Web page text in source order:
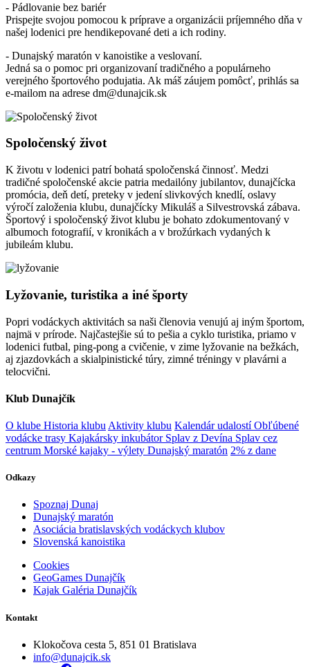
- Pádlovanie bez bariér
Prispejte svojou pomocou k príprave a organizácii príjemného dňa v
našej lodenici pre hendikepované deti a ich rodiny.
- Dunajský maratón v kanoistike a veslovaní.
Jedná sa o pomoc pri organizovaní tradičného a populárneho
verejného športového podujatia. Ak máš záujem pomôcť, prihlás sa
e-mailom na adrese dm@dunajcik.sk
Spoločenský život
K životu v lodenici patrí bohatá spoločenská činnosť. Medzi
tradičné spoločenské akcie patria medailóny jubilantov, dunajčícka
promócia, deň detí, preteky v jedení slivkových knedlí, oslavy
výročí založenia klubu, dunajčícky Mikuláš a Silvestrovská zábava.
Športový i spoločenský život klubu je bohato zdokumentovaný v
albumoch fotografií, v kronikách a v brožúrkach vydaných k
jubileám klubu.
Lyžovanie, turistika a iné športy
Popri vodáckych aktivitách sa naši členovia venujú aj iným športom,
najmä v prírode. Najčastejšie sú to pešia a cyklo turistika, priamo v
lodenici futbal, ping-pong a cvičenie, v zime lyžovanie na bežkách,
aj zjazdovkách a skialpinistické túry, zimné tréningy v plavárni a
telocvični.
Klub Dunajčík
O klube Historia klubu Aktivity klubu Kalendár udalostíObľúbené
vodácke trasy Kajakársky inkubátor Splav z Devína Splav cez
centrum Morské kajaky - výlety Dunajský maratón 2% z dane
Odkazy
Spoznaj Dunaj
Dunajský maratón
Asociácia bratislavských vodáckych klubov
Slovenská kanoistika
Cookies
GeoGames Dunajčík
Kajak Galéria Dunajčík
Kontakt
Klokočova cesta 5, 851 01 Bratislava
info@dunajcik.sk